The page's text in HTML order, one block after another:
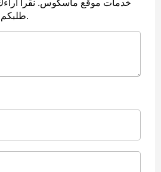
خدمات موقع ماسكوس. نقرأ
طلبكم في أسرع وقت ممكن.